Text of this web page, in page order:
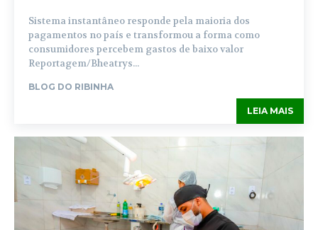
Sistema instantâneo responde pela maioria dos
pagamentos no país e transformou a forma como
consumidores percebem gastos de baixo valor
Reportagem/Bheatrys...
BLOG DO RIBINHA
LEIA MAIS